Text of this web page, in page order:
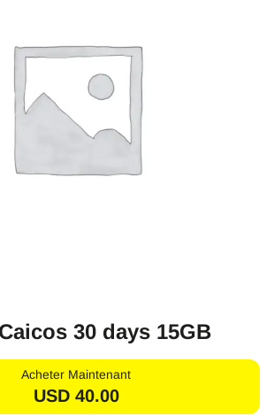
30 days 15GB
Acheter Maintenant
USD 40.00